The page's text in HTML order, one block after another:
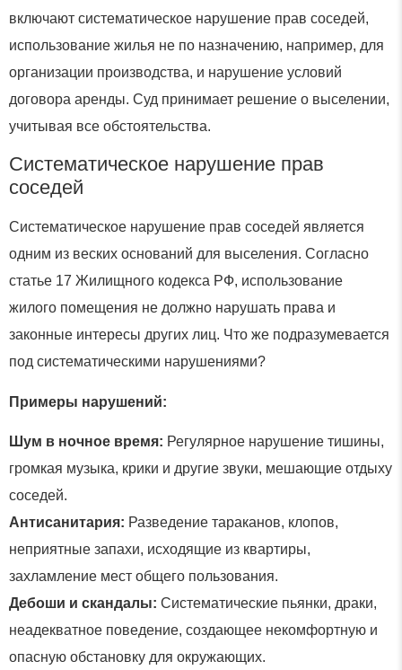
включают систематическое нарушение прав соседей,
использование жилья не по назначению, например, для
организации производства, и нарушение условий
договора аренды. Суд принимает решение о выселении,
учитывая все обстоятельства.
Систематическое нарушение прав
соседей
Систематическое нарушение прав соседей является
одним из веских оснований для выселения. Согласно
статье 17 Жилищного кодекса РФ, использование
жилого помещения не должно нарушать права и
законные интересы других лиц. Что же подразумевается
под систематическими нарушениями?
Примеры нарушений:
Шум в ночное время: Регулярное нарушение тишины,
громкая музыка, крики и другие звуки, мешающие отдыху
соседей.
Антисанитария: Разведение тараканов, клопов,
неприятные запахи, исходящие из квартиры,
захламление мест общего пользования.
Дебоши и скандалы: Систематические пьянки, драки,
неадекватное поведение, создающее некомфортную и
опасную обстановку для окружающих.